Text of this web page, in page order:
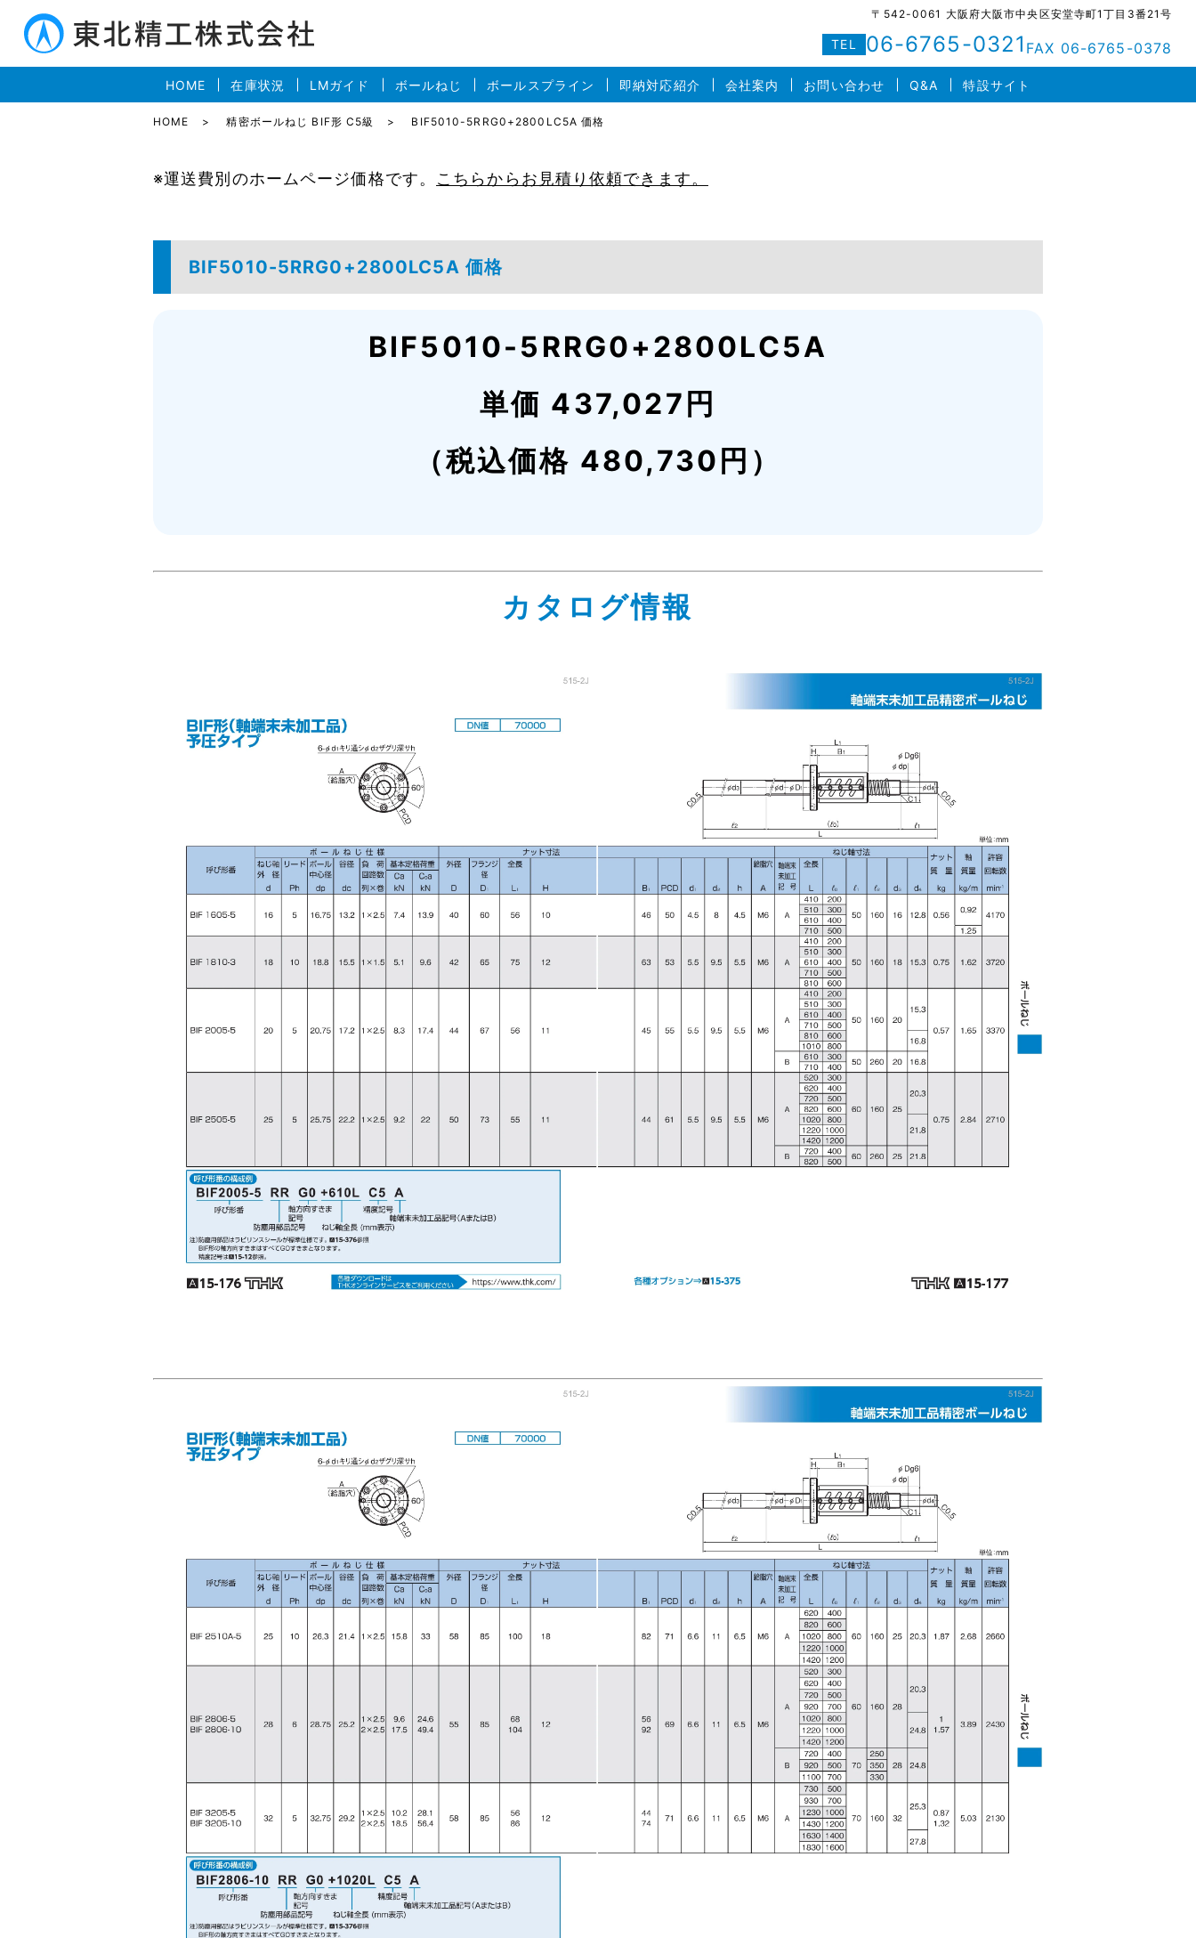
HOME 在庫状況 LMガイド ボールねじ ボールスプライン 即納対応紹介 会社案内 お問い合わせ Q&A 特設サイト
〒542-0061 大阪府大阪市中央区安堂寺町1丁目3番21号
TEL 06-6765-0321 FAX 06-6765-0378
HOME 精密ボールねじ BIF形 C5級 BIF5010-5RRG0+2800LC5A 価格
※運送費別のホームページ価格です。 こちらからお見積り依頼できます。
BIF5010-5RRG0+2800LC5A 価格
BIF5010-5RRG0+2800LC5A
単価 437,027円
（税込価格 480,730円）
カタログ情報